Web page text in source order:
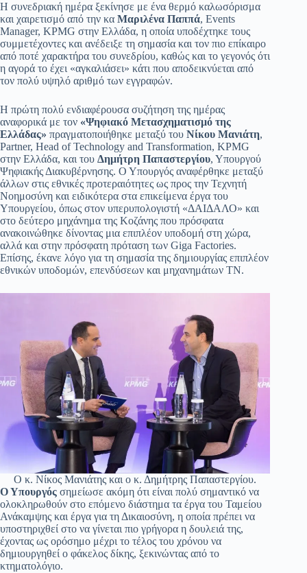
Η συνεδριακή ημέρα ξεκίνησε με ένα θερμό καλωσόρισμα
και χαιρετισμό από την κα Μαριλένα Παππά, Events
Manager, KPMG στην Ελλάδα, η οποία υποδέχτηκε τους
συμμετέχοντες και ανέδειξε τη σημασία και τον πιο επίκαιρο
από ποτέ χαρακτήρα του συνεδρίου, καθώς και το γεγονός ότι
η αγορά το έχει «αγκαλιάσει» κάτι που αποδεικνύεται από
τον πολύ υψηλό αριθμό των εγγραφών.
Η πρώτη πολύ ενδιαφέρουσα συζήτηση της ημέρας
αναφορικά με τον «Ψηφιακό Μετασχηματισμό της
Ελλάδας» πραγματοποιήθηκε μεταξύ του Νίκου Μανιάτη,
Partner, Head of Technology and Transformation, KPMG
στην Ελλάδα, και του Δημήτρη Παπαστεργίου, Υπουργού
Ψηφιακής Διακυβέρνησης. Ο Υπουργός αναφέρθηκε μεταξύ
άλλων στις εθνικές προτεραιότητες ως προς την Τεχνητή
Νοημοσύνη και ειδικότερα στα επικείμενα έργα του
Υπουργείου, όπως στον υπερυπολογιστή «ΔΑΙΔΑΛΟ» και
στο δεύτερο μηχάνημα της Κοζάνης που πρόσφατα
ανακοινώθηκε δίνοντας μια επιπλέον υποδομή στη χώρα,
αλλά και στην πρόσφατη πρόταση των Giga Factories.
Επίσης, έκανε λόγο για τη σημασία της δημιουργίας επιπλέον
εθνικών υποδομών, επενδύσεων και μηχανημάτων ΤΝ.
Ο κ. Νίκος Μανιάτης και ο κ. Δημήτρης Παπαστεργίου.
Ο Υπουργός σημείωσε ακόμη ότι είναι πολύ σημαντικό να
ολοκληρωθούν στο επόμενο διάστημα τα έργα του Ταμείου
Ανάκαμψης και έργα για τη Δικαιοσύνη, η οποία πρέπει να
υποστηριχθεί στο να γίνεται πιο γρήγορα η δουλειά της,
έχοντας ως ορόσημο μέχρι το τέλος του χρόνου να
δημιουργηθεί ο φάκελος δίκης, ξεκινώντας από το
κτηματολόγιο.